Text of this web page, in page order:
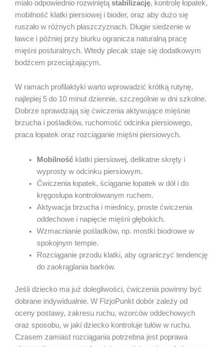
miało odpowiednio rozwiniętą stabilizację, kontrolę łopatek,
mobilność klatki piersiowej i bioder, oraz aby dużo się
ruszało w różnych płaszczyznach. Długie siedzenie w
ławce i później przy biurku ogranicza naturalną pracę
mięśni posturalnych. Wtedy plecak staje się dodatkowym
bodźcem przeciążającym.
W ramach profilaktyki warto wprowadzić krótką rutynę,
najlepiej 5 do 10 minut dziennie, szczególnie w dni szkolne.
Dobrze sprawdzają się ćwiczenia aktywujące mięśnie
brzucha i pośladków, ruchomość odcinka piersiowego,
praca łopatek oraz rozciąganie mięśni piersiowych.
Mobilnośćklatki piersiowej, delikatne skręty i
wyprosty w odcinku piersiowym.
Ćwiczenia łopatek, ściąganie łopatek w dół i do
kręgosłupa kontrolowanym ruchem.
Aktywacja brzucha i miednicy, proste ćwiczenia
oddechowe i napięcie mięśni głębokich.
Wzmacnianie pośladków, np. mostki biodrowe w
spokojnym tempie.
Rozciąganie przodu klatki, aby ograniczyć tendencję
do zaokrąglania barków.
Jeśli dziecko ma już dolegliwości, ćwiczenia powinny być
dobrane indywidualnie. W FizjoPunkt dobór zależy od
oceny postawy, zakresu ruchu, wzorców oddechowych
oraz sposobu, w jaki dziecko kontroluje tułów w ruchu.
Czasem zamiast rozciągania potrzebna jest poprawa